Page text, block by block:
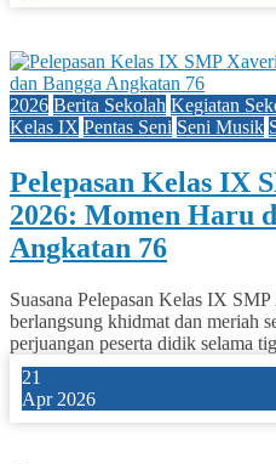
2026 Berita Sekolah Kegiatan
Kelas IX Pentas Seni Seni Musik
Pelepasan Kelas IX
2026: Momen Haru
Angkatan 76
Suasana Pelepasan Kelas IX
berlangsung khidmat dan meriah
perjuangan peserta didik selama
21
Apr 2026